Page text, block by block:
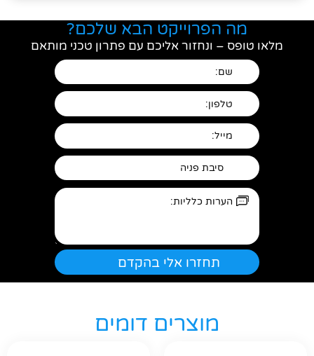
מה הפרוייקט הבא שלכם?
מלאו טופס – ונחזור אליכם עם פתרון טכני מותאם
מוצרים דומים